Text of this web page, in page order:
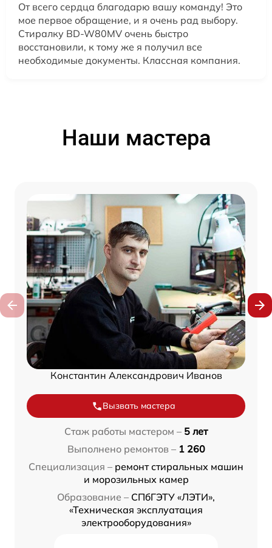
От всего сердца благодарю вашу команду! Это
мое первое обращение, и я очень рад выбору.
Стиралку BD-W80MV очень быстро
восстановили, к тому же я получил все
необходимые документы. Классная компания.
Наши мастера
Константин Александрович Иванов
Вызвать мастера
Стаж работы мастером – 5 лет
Выполнено ремонтов – 1 260
Специализация – ремонт стиральных машин
и морозильных камер
Образование – СПбГЭТУ «ЛЭТИ»,
«Техническая эксплуатация
электрооборудования»